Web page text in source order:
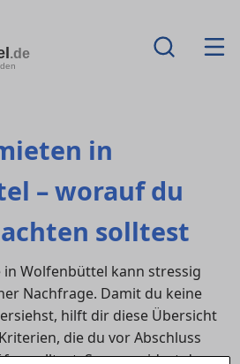
.de
in
– worauf du
solltest
in Wolfenbüttel kann stressig
Nachfrage. Damit du keine
hilft dir diese Übersicht
die du vor Abschluss
solltest. So vermeidest du